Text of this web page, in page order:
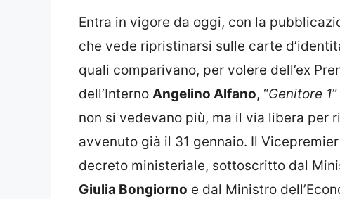
Entra in vigore da oggi, con la
che vede ripristinarsi sulle carte
quali comparivano, per volere dell’ex
dell’Interno Angelino Alfano, “Genitore 1
non si vedevano più, ma il via libera per
avvenuto già il 31 gennaio. Il Vicepremier
decreto ministeriale, sottoscritto dal
Giulia Bongiorno e dal Ministro